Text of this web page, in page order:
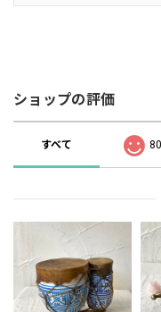
ショップの評価
すべて 80